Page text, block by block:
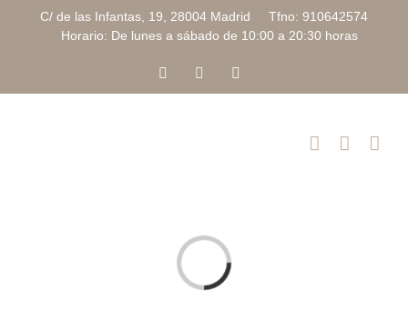
C/ de las Infantas, 19, 28004 Madrid Tfno: 910642574
Horario: De lunes a sábado de 10:00 a 20:30 horas
FacebookInstagram
Cargando...